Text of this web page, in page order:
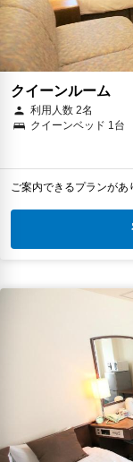
クイーンルーム
利用人数 2名
クイーンベッド 1台
ご案内できるプランがあ